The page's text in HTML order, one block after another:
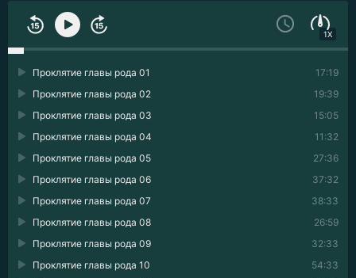
1X
17:19
Проклятие главы рода 01
19:39
Проклятие главы рода 02
15:05
Проклятие главы рода 03
11:32
Проклятие главы рода 04
27:36
Проклятие главы рода 05
37:32
Проклятие главы рода 06
38:33
Проклятие главы рода 07
26:59
Проклятие главы рода 08
32:33
Проклятие главы рода 09
54:33
Проклятие главы рода 10